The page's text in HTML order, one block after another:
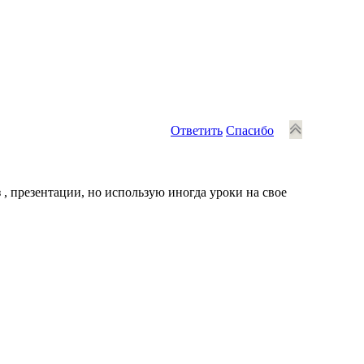
Ответить Спасибо
презентации, но использую иногда уроки на свое